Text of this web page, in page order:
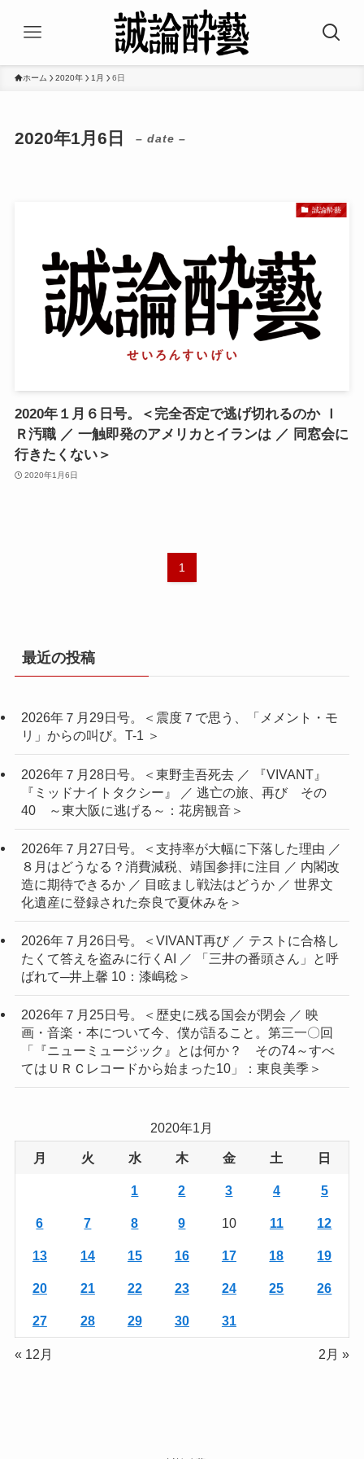
ホーム 2020年 1月 6日
2020年1月6日 – date –
誠論酔藝
2020年１月６日号。＜完全否定で逃げ切れるのか Ｉ
Ｒ汚職 ／ 一触即発のアメリカとイランは ／ 同窓会に
行きたくない＞
2020年1月6日
1
最近の投稿
2026年７月29日号。＜震度７で思う、「メメント・モ
リ」からの叫び。T-1 ＞
2026年７月28日号。＜東野圭吾死去 ／ 『VIVANT』
『ミッドナイトタクシー』 ／ 逃亡の旅、再び その
40 ～東大阪に逃げる～：花房観音＞
2026年７月27日号。＜支持率が大幅に下落した理由 ／
８月はどうなる？消費減税、靖国参拝に注目 ／ 内閣改
造に期待できるか ／ 目眩まし戦法はどうか ／ 世界文
化遺産に登録された奈良で夏休みを＞
2026年７月26日号。＜VIVANT再び ／ テストに合格し
たくて答えを盗みに行くAI ／ 「三井の番頭さん」と呼
ばれて─井上馨 10：漆嶋稔＞
2026年７月25日号。＜歴史に残る国会が閉会 ／ 映
画・音楽・本について今、僕が語ること。第三一〇回
「『ニューミュージック』とは何か？ その74～すべ
てはＵＲＣレコードから始まった10」：東良美季＞
2020年1月
月 火 水 木 金 土 日
1 2 3 4 5
6 7 8 9 10 11 12
13 14 15 16 17 18 19
20 21 22 23 24 25 26
27 28 29 30 31
« 12月 2月 »